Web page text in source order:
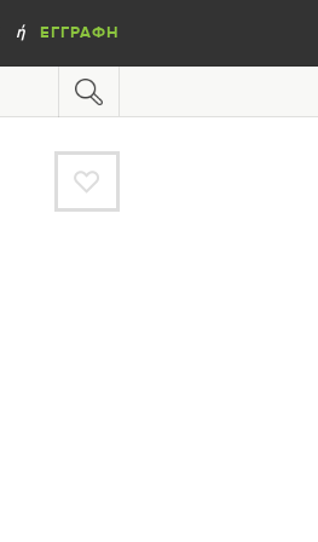
ή ΕΓΓΡΑΦΉ
A